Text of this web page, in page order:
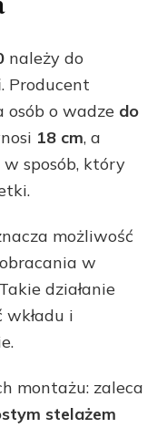
należy do
. Producent
osób o wadze do
18 cm, a
sposób, który
możliwość
w
działanie
wkładu i
montażu: zaleca
stelażem